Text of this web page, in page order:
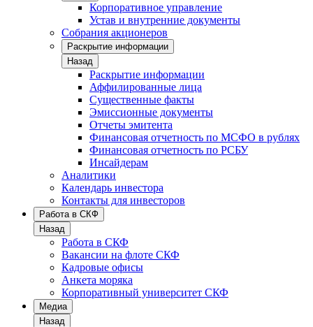
Корпоративное управление
Устав и внутренние документы
Собрания акционеров
Раскрытие информации
Назад
Раскрытие информации
Аффилированные лица
Существенные факты
Эмиссионные документы
Отчеты эмитента
Финансовая отчетность по МСФО в рублях
Финансовая отчетность по РСБУ
Инсайдерам
Аналитики
Календарь инвестора
Контакты для инвесторов
Работа в СКФ
Назад
Работа в СКФ
Вакансии на флоте СКФ
Кадровые офисы
Анкета моряка
Корпоративный университет СКФ
Медиа
Назад